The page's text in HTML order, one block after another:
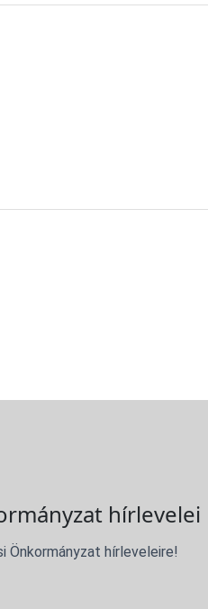
hírlevelei
hírleveleire!